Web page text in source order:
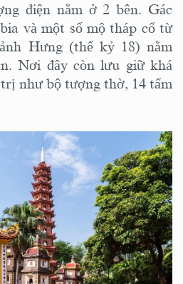
điện nằm ở 2 bên. Gác
và một số mộ tháp cổ từ
Hưng (thế kỷ 18) nằm
Nơi đây còn lưu giữ khá
như bộ tượng thờ, 14 tấm